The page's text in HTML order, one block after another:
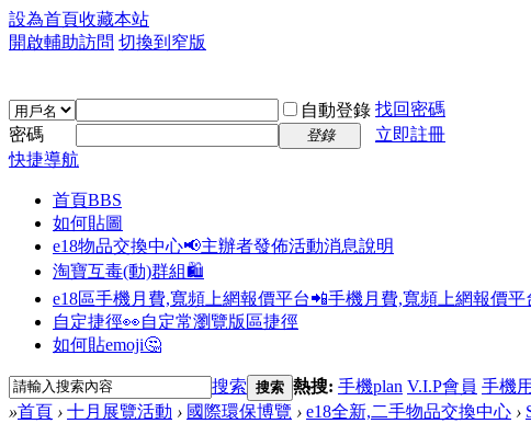
設為首頁收藏本站
開啟輔助訪問 切換到窄版
自動登錄 找回密碼
密碼
登錄
立即註冊
快捷導航
首頁BBS
如何貼圖
e18物品交換中心📢主辦者發佈活動消息說明
淘寶互毒(動)群組🛍️
e18區手機月費,寬頻上網報價平台📲手機月費,寬頻上網報價平
自定捷徑👀自定常瀏覽版區捷徑
如何貼emoji🤔
搜索 搜索 熱搜: 手機plan V.I.P會員 手機
»首頁 › 十月展覽活動 › 國際環保博覽 › e18全新,二手物品交換中心 ›